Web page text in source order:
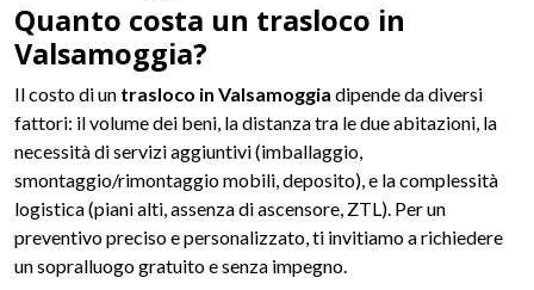
Quanto costa un trasloco in
Valsamoggia?
Il costo di un trasloco in Valsamoggia dipende da diversi
fattori: il volume dei beni, la distanza tra le due abitazioni, la
necessità di servizi aggiuntivi (imballaggio,
smontaggio/rimontaggio mobili, deposito), e la complessità
logistica (piani alti, assenza di ascensore, ZTL). Per un
preventivo preciso e personalizzato, ti invitiamo a richiedere
un sopralluogo gratuito e senza impegno.